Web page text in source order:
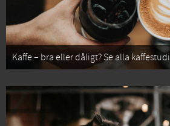
Kaffe – bra eller dåligt? Se alla